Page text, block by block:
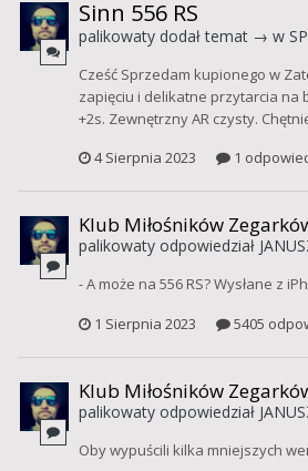
Sinn 556 RS
palikowatydodał temat → w
Cześć Sprzedam kupionego w
zapięciu i delikatne przytarcia na
+2s. Zewnętrzny AR czysty.
4 Sierpnia 2023
1
Klub Miłośników
palikowatyodpowiedział
- A może na 556 RS? Wysłane z
1 Sierpnia 2023
5405
Klub Miłośników
palikowatyodpowiedział
Oby wypuścili kilka mniejszych